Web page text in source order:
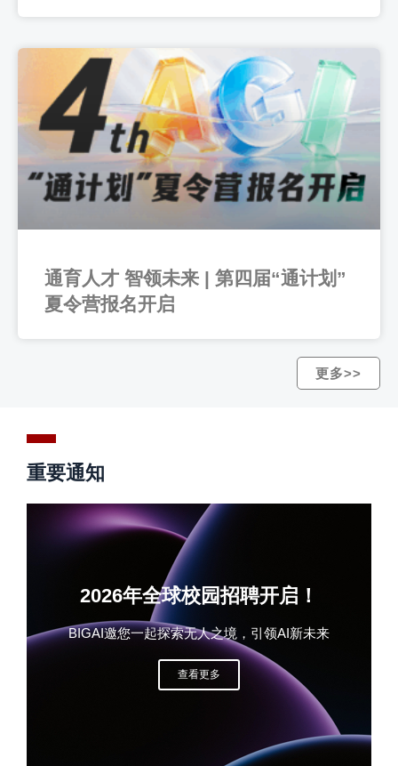
通育人才 智领未来 | 第四届“通计划”
夏令营报名开启
更多>>
重要通知
2026年全球校园招聘开启！
BIGAI邀您一起探索无人之境，引领AI新未来
查看更多